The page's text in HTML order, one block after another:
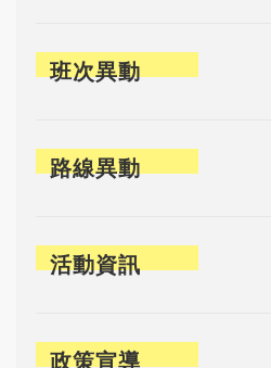
班次異動
路線異動
活動資訊
政策宣導